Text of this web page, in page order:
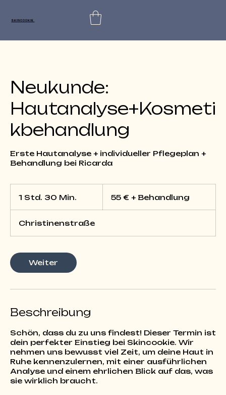
SKINCOOKIE
Neukunde:
Hautanalyse+Kosmeti
kbehandlung
Erste Hautanalyse + individueller Pflegeplan +
Behandlung bei Ricarda
1 Std. 30 Min.
d
3
55 € + Behandlung
Christinenstraße
Weiter
Beschreibung
Schön, dass du zu uns findest! Dieser Termin ist
dein perfekter Einstieg bei Skincookie. Wir
nehmen uns bewusst viel Zeit, um deine Haut in
Ruhe kennenzulernen, mit einer ausführlichen
Analyse und einem ehrlichen Blick auf das, was
sie wirklich braucht.